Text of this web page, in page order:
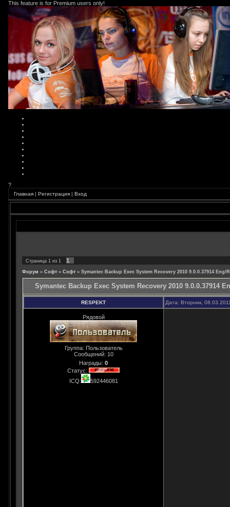
This feature is for Premium users only!
?
Главная | Регистрация | Вход
Страница 1 из 1 1
Форум » Софт » Софт » Symantec Backup Exec System Recovery 2010 9.0.0.37914 Eng/
Symantec Backup Exec System Recovery 2010 9.0.0.37914
RESPEKT Дата: Вторник,
Рядовой
Группа: Пользователь
Сообщений: 10
Награды: 0
Статус:
ICQ:
592446081